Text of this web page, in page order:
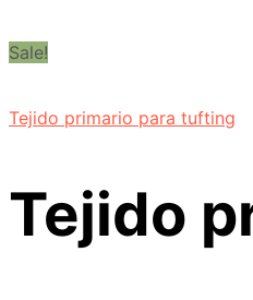
Sale!
Tejido primario para tufting
Tejido